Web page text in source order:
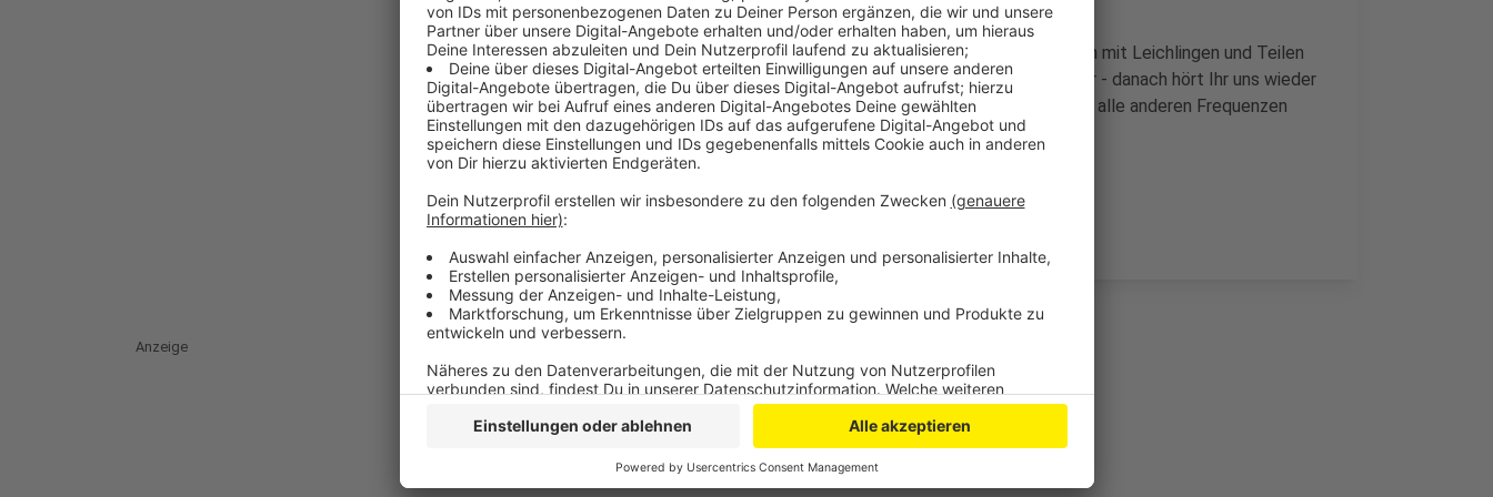
Betroffen ist also der nördliche Bereich des Rheinisch-Bergischen mit Leichlingen und Teilen
von Wermelskirchen und Burscheid. Die Arbeiten dauern bis 13 Uhr - danach hört Ihr uns wieder
wie gewohnt. Während der Arbeiten sind wir übers Web-Radio und alle anderen Frequenzen
empfangbar.
Anzeige